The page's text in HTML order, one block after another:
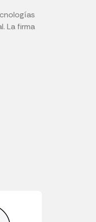
La firma